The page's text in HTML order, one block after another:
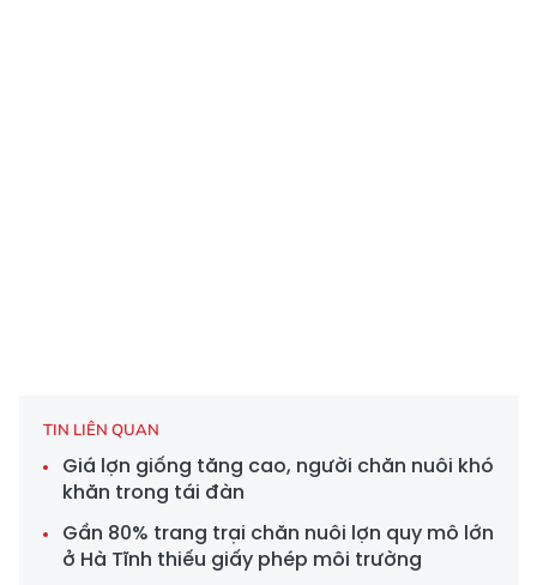
TIN LIÊN QUAN
Giá lợn giống tăng cao, người chăn nuôi khó
khăn trong tái đàn
Gần 80% trang trại chăn nuôi lợn quy mô lớn
ở Hà Tĩnh thiếu giấy phép môi trường